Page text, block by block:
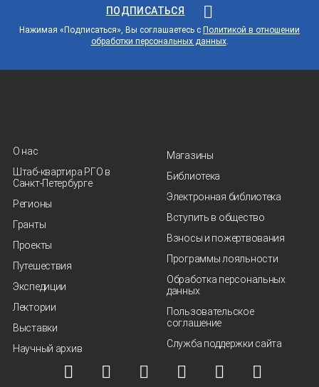
ПОДПИСАТЬСЯ
Нажимая «Подписаться», Вы соглашаетесь с Политикой в отношении
обработки персональных данных.
О нас
Штаб-квартира РГО в
Санкт‑Петербурге
Регионы
Гранты
Проекты
Путешествия
Экспедиции
Лектории
Выставки
Научный архив
Магазины
Библиотека
Электронная библиотека
Вступить в общество
Взносы и пожертвования
Программы лояльности
Обработка персональных
данных
Пользовательское
соглашение
Служба поддержки сайта